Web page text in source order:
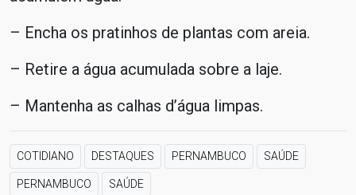
– Encha os pratinhos de plantas com areia.
– Retire a água acumulada sobre a laje.
– Mantenha as calhas d’água limpas.
COTIDIANO DESTAQUES PERNAMBUCO SAÚDE
PERNAMBUCO SAÚDE